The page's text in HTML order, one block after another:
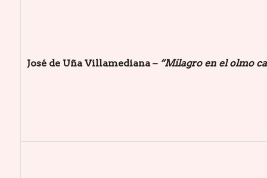
José de Uña Villamediana – “Milagro en el olmo